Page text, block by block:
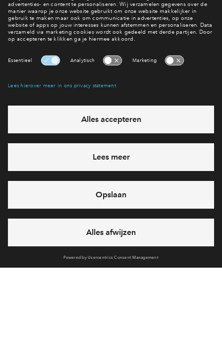
Benieuwd naar de woningen?
Bekijk het aanbod
Interesse? Meld je dan snel aan
Hiermee blijf je op de hoogte van het belangrijkste nieuws en
Ja, ik wil mij aanmelden
Heb je een vraag en wil je direct antwoord? Bel ons op
71 22 157
feestdagen)
vandaag gesloten, zaterdag zijn we vanaf
10:00 uur weer
bereikbaar